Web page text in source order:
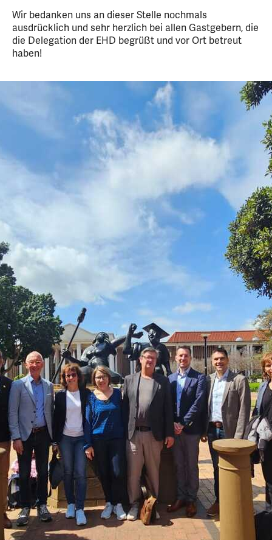
Wir bedanken uns an dieser Stelle nochmals
ausdrücklich und sehr herzlich bei allen Gastgebern, die
die Delegation der EHD begrüßt und vor Ort betreut
haben!
Bilder
mit
mit
Pfeiltasten
1